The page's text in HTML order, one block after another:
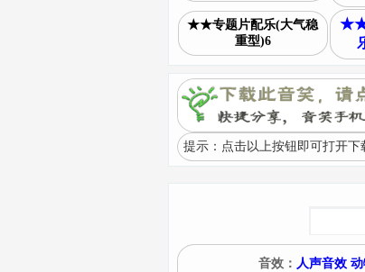
★★专题片配乐(大气稳
重型)6
提示：点击以上按钮即可打开下
音效： 人声音效